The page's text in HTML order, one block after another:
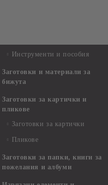
Инструменти и пособия
Заготовки и материали за
бижута
Заготовки за картички и
пликове
Заготовки за картички
Пликове
Заготовки за папки, книги за
пожелания и албуми